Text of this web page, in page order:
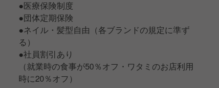
●医療保険制度
●団体定期保険
●ネイル・髪型自由（各ブランドの規定に準ず
る）
●社員割引あり
（就業時の食事が50％オフ・ワタミのお店利用
時に20％オフ）